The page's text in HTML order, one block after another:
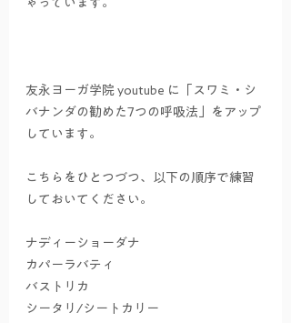
ゃっています。
友永ヨーガ学院 youtube に「スワミ・シ
バナンダの勧めた7つの呼吸法」をアップ
しています。
こちらをひとつづつ、以下の順序で練習
しておいてください。
ナディーショーダナ
カパーラバティ
バストリカ
シータリ/シートカリー